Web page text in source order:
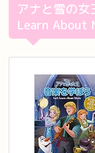
アナと雪の
Learn About